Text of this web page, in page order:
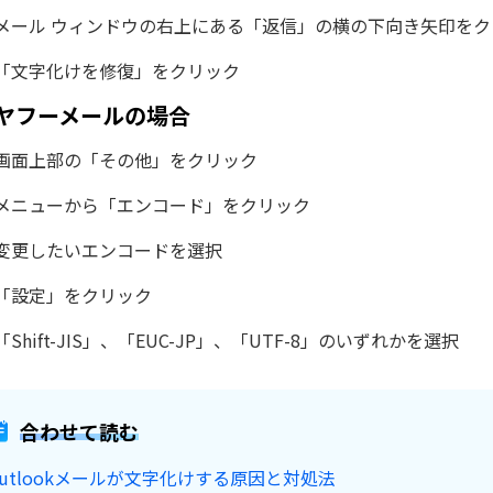
ール ウィンドウの右上にある「返信」の横の下向き矢印を
文字化けを修復」をクリック
フーメールの場合
面上部の「その他」をクリック
ニューから「エンコード」をクリック
更したいエンコードを選択
設定」をクリック
Shift-JIS」、「EUC-JP」、「UTF-8」のいずれかを選択
合わせて読む
メールが文字化けする原因と対処法